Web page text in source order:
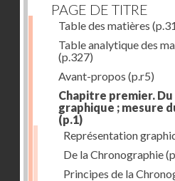
PAGE DE TITRE
Table des matières
Table analytique des
(p.327)
Avant-propos (p.r5)
Chapitre premier.
graphique ; mesure
(p.1)
Représentation
De la Chronographie
Principes de la